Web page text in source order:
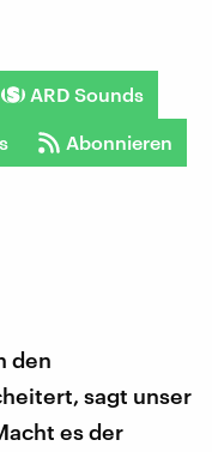
ARD Sounds
Abonnieren
den
sagt unser
es der